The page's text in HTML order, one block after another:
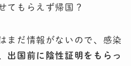
てもらえず帰国？
まだ情報がないので、感染
出国前に陰性証明をもらっ